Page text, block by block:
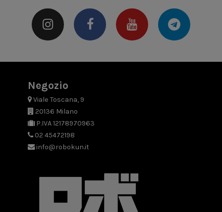
Negozio
Viale Toscana, 9
20136 Milano
P.IVA 12178970963
02 45472198
info@robokun.it